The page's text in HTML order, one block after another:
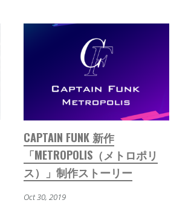
CAPTAIN FUNK 新作
「METROPOLIS（メトロポリ
ス）」制作ストーリー
Oct 30, 2019